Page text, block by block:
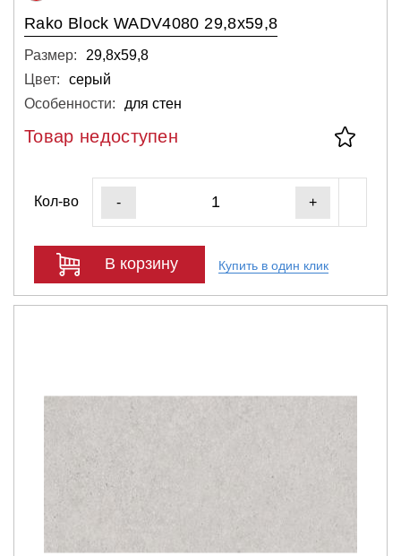
Rako Block WADV4080 29,8x59,8
Размер:
29,8х59,8
Цвет:
серый
Особенности:
для стен
Товар недоступен
Кол-во - +
В корзину Купить в один клик